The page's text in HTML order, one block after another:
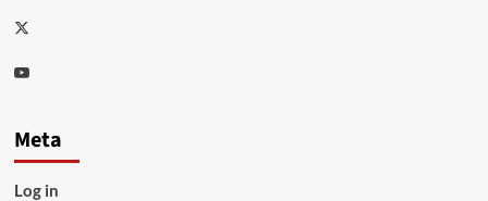
Twitter
Youtube
Meta
Log in